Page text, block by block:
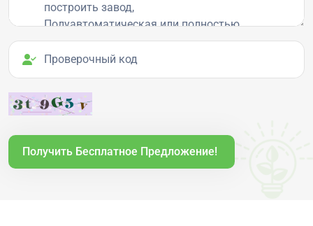
Проверочный код
Получить Бесплатное Предложение!